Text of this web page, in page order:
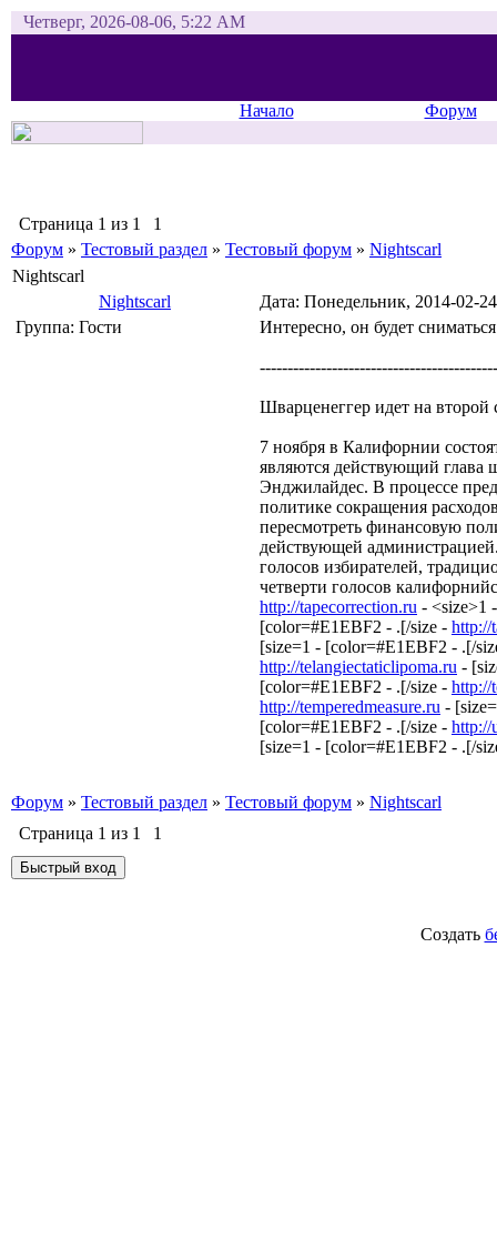
Четверг, 2026-08-06, 5:22 AM
Начало Форум
Страница 1 из 1
1
Форум » Тестовый раздел » Тестовый форум » Nightscarl
Nightscarl
Nightscarl
Дата: Понедельник, 2014-02-
Группа: Гости
Интересно, он будет
-------------------------------------------
Шварценеггер идет на второй
7 ноября в Калифорнии
являются действующий
Энджилайдес. В процессе
политике сокращения
пересмотреть финансовую
действующей
голосов избирателей,
четверти голосов
http://tapecorrection.ru - <size>1
[color=#E1EBF2 - .[/size - http://
[size=1 - [color=#E1EBF2 - .[/
http://telangiectaticlipoma.ru -
[color=#E1EBF2 - .[/size - http://
http://temperedmeasure.ru -
[color=#E1EBF2 - .[/size - http://
[size=1 - [color=#E1EBF2 - .[/
Форум » Тестовый раздел » Тестовый форум » Nightscarl
Страница 1 из 1 1
Создать